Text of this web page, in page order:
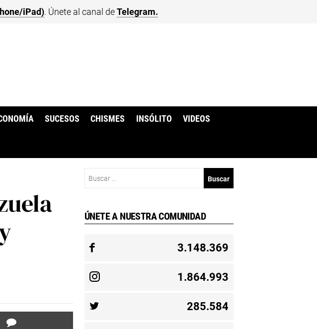
iPad). Únete al canal deTelegram.
SUCESOS CHISMES INSÓLITO VIDEOS
ÚNETE A NUESTRA COMUNIDAD
3.148.369
1.864.993
285.584